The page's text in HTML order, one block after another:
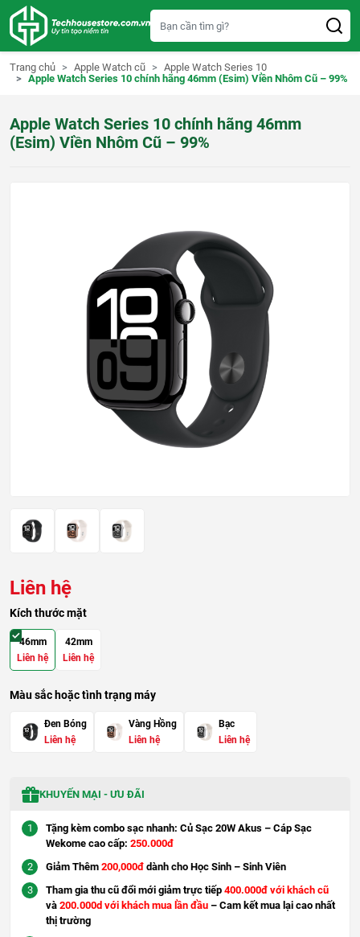
Trang chủ Apple Watch cũ
Apple Watch Series 10
Apple Watch Series 10 chính hãng 46mm (Esim) Viền Nhôm Cũ – 99%
Apple Watch Series 10 chính hãng 46mm
(Esim) Viền Nhôm Cũ – 99%
Liên hệ
Kích thước mặt
46mm
Liên hệ
42mm
Liên hệ
Màu sắc hoặc tình trạng máy
Đen Bóng
Liên hệ
Vàng Hồng
Liên hệ
Bạc
Liên hệ
KHUYẾN MẠI - ƯU ĐÃI
Tặng kèm combo sạc nhanh: Củ Sạc 20W Akus – Cáp Sạc
Wekome cao cấp: 250.000đ
Giảm Thêm 200,000đ dành cho Học Sinh – Sinh Viên
Tham gia thu cũ đổi mới giảm trực tiếp 400.000đ với khách cũ
và 200.000d với khách mua lần đầu – Cam kết mua lại cao nhất
thị trường